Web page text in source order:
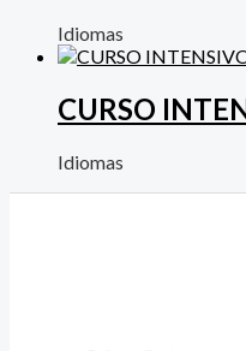
Idiomas
CURSO
Idiomas